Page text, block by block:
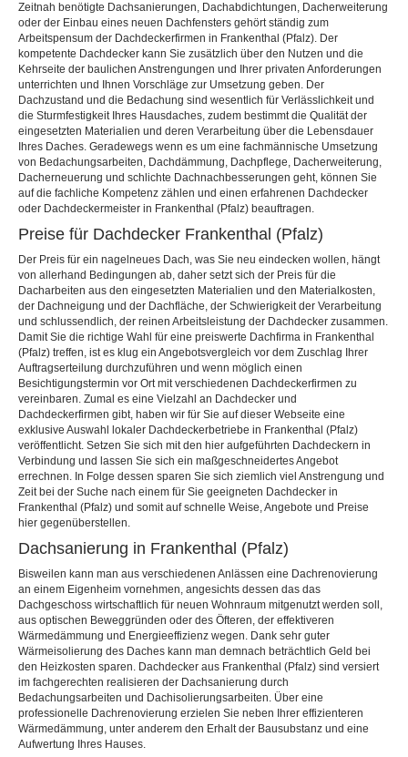
Zeitnah benötigte Dachsanierungen, Dachabdichtungen, Dacherweiterung
oder der Einbau eines neuen Dachfensters gehört ständig zum
Arbeitspensum der Dachdeckerfirmen in Frankenthal (Pfalz). Der
kompetente Dachdecker kann Sie zusätzlich über den Nutzen und die
Kehrseite der baulichen Anstrengungen und Ihrer privaten Anforderungen
unterrichten und Ihnen Vorschläge zur Umsetzung geben. Der
Dachzustand und die Bedachung sind wesentlich für Verlässlichkeit und
die Sturmfestigkeit Ihres Hausdaches, zudem bestimmt die Qualität der
eingesetzten Materialien und deren Verarbeitung über die Lebensdauer
Ihres Daches. Geradewegs wenn es um eine fachmännische Umsetzung
von Bedachungsarbeiten, Dachdämmung, Dachpflege, Dacherweiterung,
Dacherneuerung und schlichte Dachnachbesserungen geht, können Sie
auf die fachliche Kompetenz zählen und einen erfahrenen Dachdecker
oder Dachdeckermeister in Frankenthal (Pfalz) beauftragen.
Preise für Dachdecker Frankenthal (Pfalz)
Der Preis für ein nagelneues Dach, was Sie neu eindecken wollen, hängt
von allerhand Bedingungen ab, daher setzt sich der Preis für die
Dacharbeiten aus den eingesetzten Materialien und den Materialkosten,
der Dachneigung und der Dachfläche, der Schwierigkeit der Verarbeitung
und schlussendlich, der reinen Arbeitsleistung der Dachdecker zusammen.
Damit Sie die richtige Wahl für eine preiswerte Dachfirma in Frankenthal
(Pfalz) treffen, ist es klug ein Angebotsvergleich vor dem Zuschlag Ihrer
Auftragserteilung durchzuführen und wenn möglich einen
Besichtigungstermin vor Ort mit verschiedenen Dachdeckerfirmen zu
vereinbaren. Zumal es eine Vielzahl an Dachdecker und
Dachdeckerfirmen gibt, haben wir für Sie auf dieser Webseite eine
exklusive Auswahl lokaler Dachdeckerbetriebe in Frankenthal (Pfalz)
veröffentlicht. Setzen Sie sich mit den hier aufgeführten Dachdeckern in
Verbindung und lassen Sie sich ein maßgeschneidertes Angebot
errechnen. In Folge dessen sparen Sie sich ziemlich viel Anstrengung und
Zeit bei der Suche nach einem für Sie geeigneten Dachdecker in
Frankenthal (Pfalz) und somit auf schnelle Weise, Angebote und Preise
hier gegenüberstellen.
Dachsanierung in Frankenthal (Pfalz)
Bisweilen kann man aus verschiedenen Anlässen eine Dachrenovierung
an einem Eigenheim vornehmen, angesichts dessen das das
Dachgeschoss wirtschaftlich für neuen Wohnraum mitgenutzt werden soll,
aus optischen Beweggründen oder des Öfteren, der effektiveren
Wärmedämmung und Energieeffizienz wegen. Dank sehr guter
Wärmeisolierung des Daches kann man demnach beträchtlich Geld bei
den Heizkosten sparen. Dachdecker aus Frankenthal (Pfalz) sind versiert
im fachgerechten realisieren der Dachsanierung durch
Bedachungsarbeiten und Dachisolierungsarbeiten. Über eine
professionelle Dachrenovierung erzielen Sie neben Ihrer effizienteren
Wärmedämmung, unter anderem den Erhalt der Bausubstanz und eine
Aufwertung Ihres Hauses.